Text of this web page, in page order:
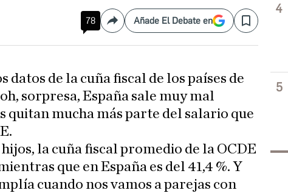
78 CompartirAñade El Debate en Save
datos de la cuña fiscal de los países de
sorpresa, España sale muy mal
quitan mucha más parte del salario que
la cuña fiscal promedio de la OCDE
que en España es del 41,4 %. Y
cuando nos vamos a parejas con